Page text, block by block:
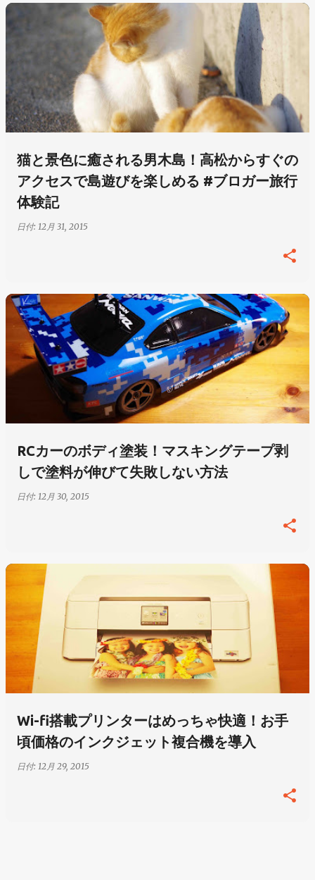
猫と景色に癒される男木島！高松からすぐの
アクセスで島遊びを楽しめる #ブロガー旅行
体験記
日付: 12月 31, 2015
RCカーのボディ塗装！マスキングテープ剥
しで塗料が伸びて失敗しない方法
日付: 12月 30, 2015
Wi-fi搭載プリンターはめっちゃ快適！お手
頃価格のインクジェット複合機を導入
日付: 12月 29, 2015